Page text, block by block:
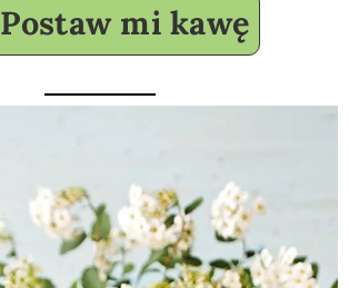
Postaw mi kawę